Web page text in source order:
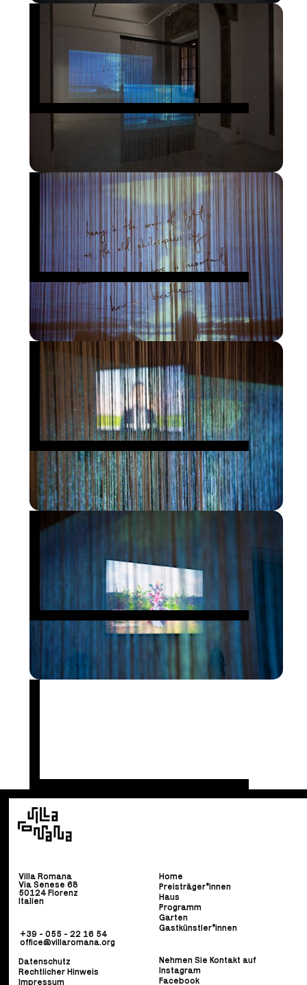
Villa Romana
Via Senese 68
50124 Florenz
Italien
+39 - 055 - 22 16 54
office@villaromana.org
Home
Preisträger*innen
Haus
Programm
Garten
Gastkünstler*innen
Datenschutz
Rechtlicher Hinweis
Impressum
Nehmen Sie Kontakt auf
Instagram
Facebook